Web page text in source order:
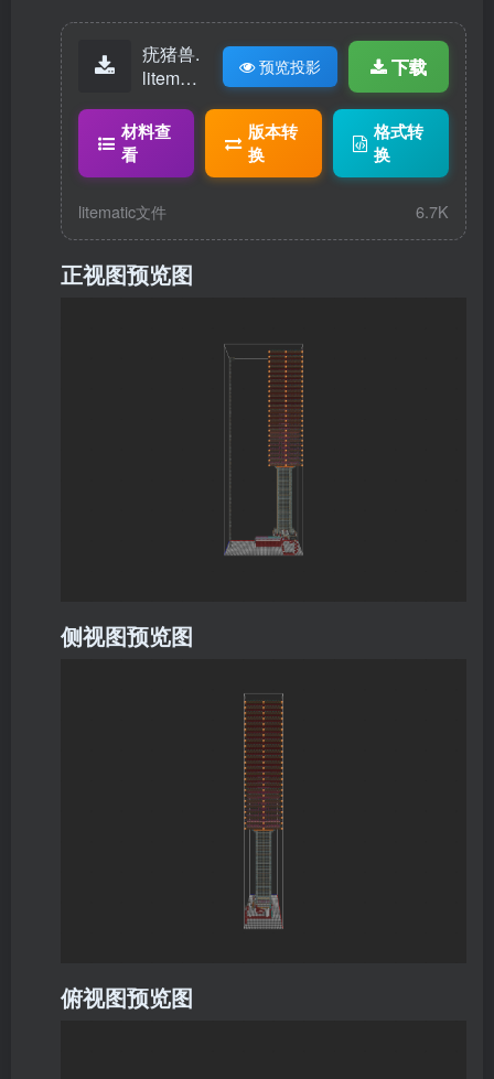
疣猪兽.
litemati
预览投影 下载
材料查
看
版本转
换
格式转
换
litematic文件 6.7K
正视图预览图
侧视图预览图
俯视图预览图